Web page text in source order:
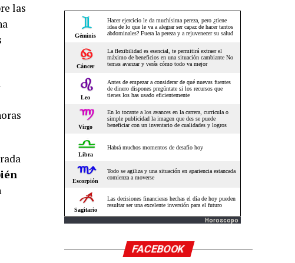
las
Horoscopo
FACEBOOK